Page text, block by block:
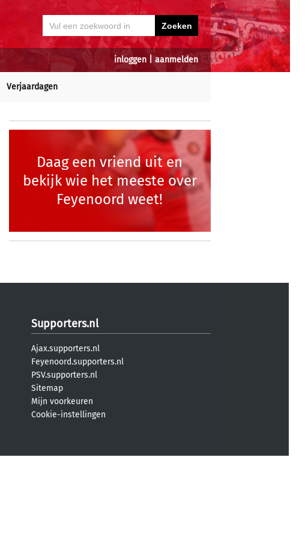
inloggen aanmelden
Verjaardagen
Daag een vriend uit en
bekijk wie het meeste over
Feyenoord weet!
Supporters.nl
Ajax.supporters.nl
Feyenoord.supporters.nl
PSV.supporters.nl
Sitemap
Mijn voorkeuren
Cookie-instellingen